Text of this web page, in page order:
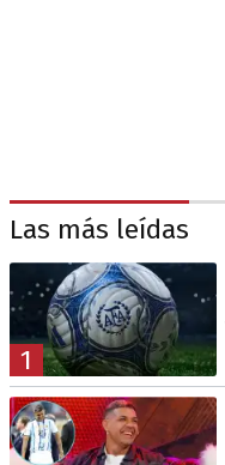
Las más leídas
1